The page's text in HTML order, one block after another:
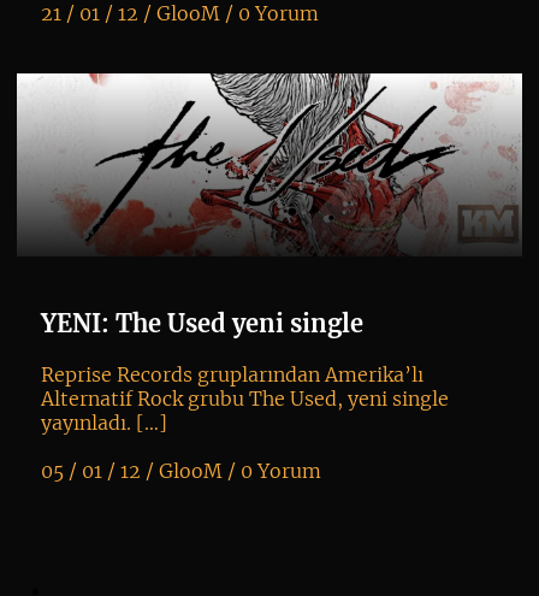
21 / 01 / 12 / GlooM/ 0 Yorum
YENI: The Used yeni single
Reprise Records gruplarından Amerika’lı
Alternatif Rock grubu The Used, yeni single
yayınladı. […]
05 / 01 / 12 / GlooM/ 0 Yorum